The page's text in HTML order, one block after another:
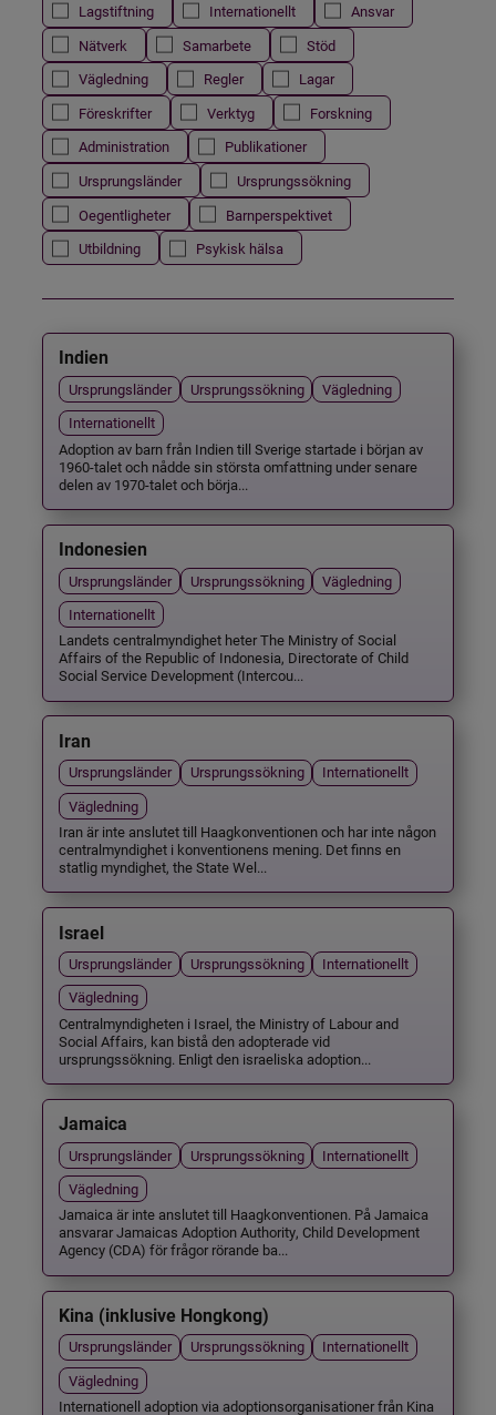
Lagstiftning
Internationellt
Ansvar
Nätverk
Samarbete
Stöd
Vägledning
Regler
Lagar
Föreskrifter
Verktyg
Forskning
Administration
Publikationer
Ursprungsländer
Ursprungssökning
Oegentligheter
Barnperspektivet
Utbildning
Psykisk hälsa
Indien
Ursprungsländer Ursprungssökning
Vägledning
Internationellt
Adoption av barn från Indien till Sverige startade i början av
1960-talet och nådde sin största omfattning under senare
delen av 1970-talet och börja...
Indonesien
Ursprungsländer Ursprungssökning
Vägledning
Internationellt
Landets centralmyndighet heter The Ministry of Social
Affairs of the Republic of Indonesia, Directorate of Child
Social Service Development (Intercou...
Iran
Ursprungsländer Ursprungssökning
Internationellt
Vägledning
Iran är inte anslutet till Haagkonventionen och har inte någon
centralmyndighet i konventionens mening. Det finns en
statlig myndighet, the State Wel...
Israel
Ursprungsländer Ursprungssökning
Internationellt
Vägledning
Centralmyndigheten i Israel, the Ministry of Labour and
Social Affairs, kan bistå den adopterade vid
ursprungssökning. Enligt den israeliska adoption...
Jamaica
Ursprungsländer Ursprungssökning
Internationellt
Vägledning
Jamaica är inte anslutet till Haagkonventionen. På Jamaica
ansvarar Jamaicas Adoption Authority, Child Development
Agency (CDA) för frågor rörande ba...
Kina (inklusive Hongkong)
Ursprungsländer Ursprungssökning
Internationellt
Vägledning
Internationell adoption via adoptionsorganisationer från Kina